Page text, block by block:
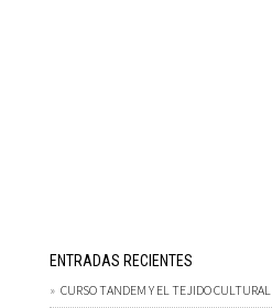
ENTRADAS RECIENTES
CURSO TANDEM Y EL TEJIDO CULTURAL